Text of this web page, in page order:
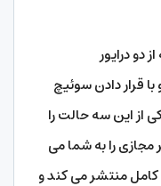
درایور
قرار دادن سوئیچ
از این سه حالت را
صدای فراگیر مجازی را به شما می
منتشر می کند و